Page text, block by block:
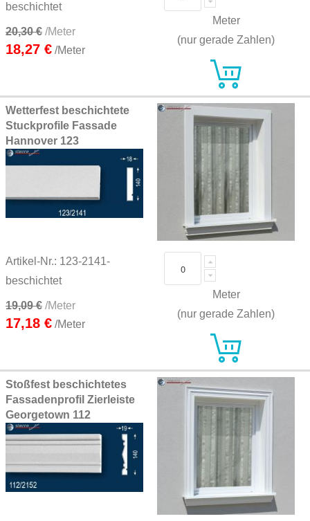
beschichtet
20,30 € /Meter
18,27 € /Meter
Meter
(nur gerade Zahlen)
Wetterfest beschichtete
Stuckprofile Fassade
Hannover 123
Artikel-Nr.: 123-2141-
beschichtet
19,09 € /Meter
17,18 € /Meter
Meter
(nur gerade Zahlen)
Stoßfest beschichtetes
Fassadenprofil Zierleiste
Georgetown 112